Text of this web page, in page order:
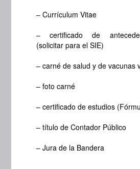
– Currículum Vitae
– certificado de
(solicitar para el SIE)
– carné de salud y de vacunas
– foto carné
– certificado de estudios
– título de Contador Público
– Jura de la Bandera